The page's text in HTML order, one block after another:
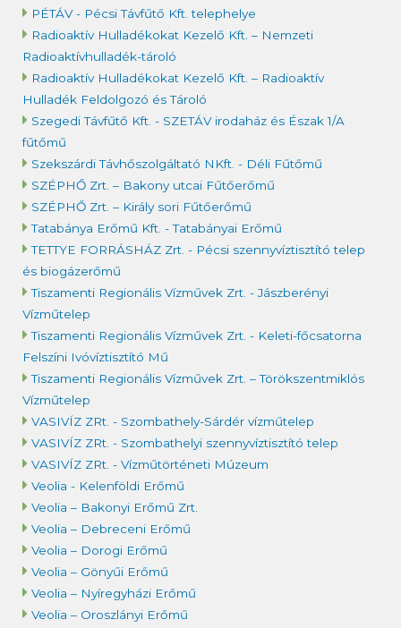
PÉTÁV - Pécsi Távfűtő Kft. telephelye
Radioaktív Hulladékokat Kezelő Kft. – Nemzeti
Radioaktívhulladék-tároló
Radioaktív Hulladékokat Kezelő Kft. – Radioaktív
Hulladék Feldolgozó és Tároló
Szegedi Távfűtő Kft. - SZETÁV irodaház és Észak 1/A
fűtőmű
Szekszárdi Távhőszolgáltató NKft. - Déli Fűtőmű
SZÉPHŐ Zrt. – Bakony utcai Fűtőerőmű
SZÉPHŐ Zrt. – Király sori Fűtőerőmű
Tatabánya Erőmű Kft. - Tatabányai Erőmű
TETTYE FORRÁSHÁZ Zrt. - Pécsi szennyvíztisztító telep
és biogázerőmű
Tiszamenti Regionális Vízművek Zrt. - Jászberényi
Vízműtelep
Tiszamenti Regionális Vízművek Zrt. - Keleti-főcsatorna
Felszíni Ivóvíztisztító Mű
Tiszamenti Regionális Vízművek Zrt. – Törökszentmiklós
Vízműtelep
VASIVÍZ ZRt. - Szombathely-Sárdér vízműtelep
VASIVÍZ ZRt. - Szombathelyi szennyvíztisztító telep
VASIVÍZ ZRt. - Vízműtörténeti Múzeum
Veolia - Kelenföldi Erőmű
Veolia – Bakonyi Erőmű Zrt.
Veolia – Debreceni Erőmű
Veolia – Dorogi Erőmű
Veolia – Gönyűi Erőmű
Veolia – Nyíregyházi Erőmű
Veolia – Oroszlányi Erőmű